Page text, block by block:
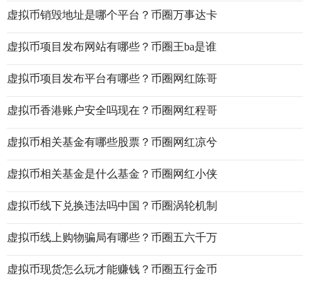
虚拟币销毁地址是哪个平台？币圈万事达卡
虚拟币项目发布网站有哪些？币圈王ba是谁
虚拟币项目发布平台有哪些？币圈网红陈哥
虚拟币香港账户安全吗现在？币圈网红程哥
虚拟币相关基金有哪些股票？币圈网红凉兮
虚拟币相关基金是什么基金？币圈网红小侠
虚拟币线下兑换违法吗中国？币圈涡轮机制
虚拟币线上购物骗局有哪些？币圈五六千万
虚拟币现货怎么玩才能赚钱？币圈五行金币